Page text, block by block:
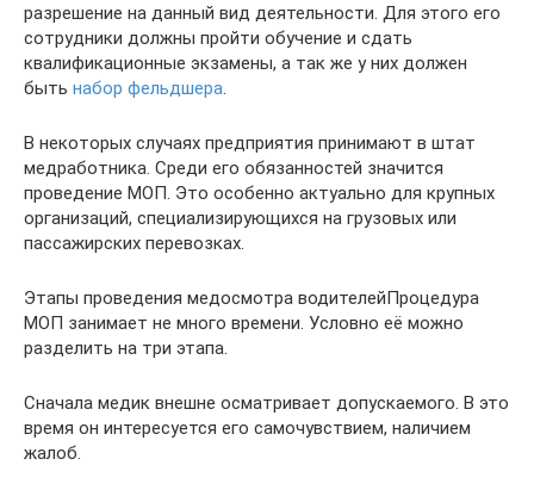
разрешение на данный вид деятельности. Для этого его
сотрудники должны пройти обучение и сдать
квалификационные экзамены, а так же у них должен
быть набор фельдшера.
В некоторых случаях предприятия принимают в штат
медработника. Среди его обязанностей значится
проведение МОП. Это особенно актуально для крупных
организаций, специализирующихся на грузовых или
пассажирских перевозках.
Этапы проведения медосмотра водителейПроцедура
МОП занимает не много времени. Условно её можно
разделить на три этапа.
Сначала медик внешне осматривает допускаемого. В это
время он интересуется его самочувствием, наличием
жалоб.